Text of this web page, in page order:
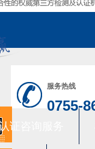
服务热线
0755-
证咨询服务